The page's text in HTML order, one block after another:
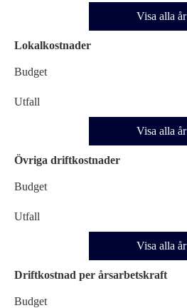
Visa alla år
Lokalkostnader
Budget
Utfall
Visa alla år
Övriga driftkostnader
Budget
Utfall
Visa alla år
Driftkostnad per årsarbetskraft
Budget